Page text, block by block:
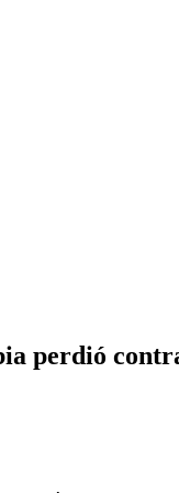
perdió